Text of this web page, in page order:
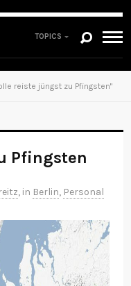
TOPICS
reiste jüngst zu Pfingsten"
Pfingsten
, in Berlin, Personal